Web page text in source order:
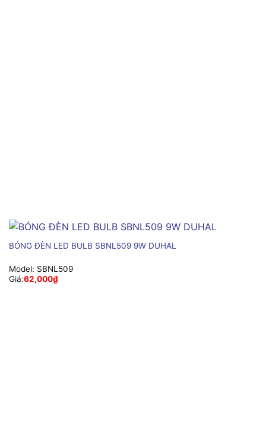
BÓNG ĐÈN LED BULB SBNL509 9W DUHAL
Model: SBNL509
Giá:62,000₫